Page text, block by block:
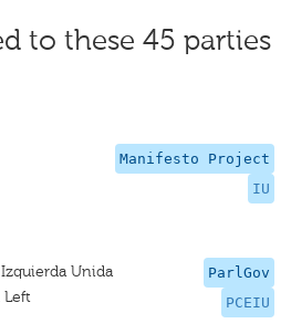
to these 45 parties
Manifesto Project
IU
ParlGov
PCEIU
Unida
Left